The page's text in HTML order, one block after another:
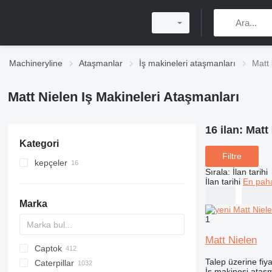
Machineryline Ataşmanlar İş makineleri ataşmanları Matt
Matt Nielen Iş Makineleri Ataşmanları
Kategori
kepçeler
yükleyici kovaları
tesviye kepçeleri
Marka
Z-series
AS
AZ
AX
DN
SM
RAMMAX
QA
ROC
TEX
AR
MH
50000 MAX
200 - series
400 - series
BC
BG
GKR
PARK
320
325
RY
CBF
CBR
Captok
CK
570
Caterpillar
16 ilan: Matt
Filtre
Sırala: İlan tarihi
İlan tarihi En
1
Matt Nielen
Talep üzerine